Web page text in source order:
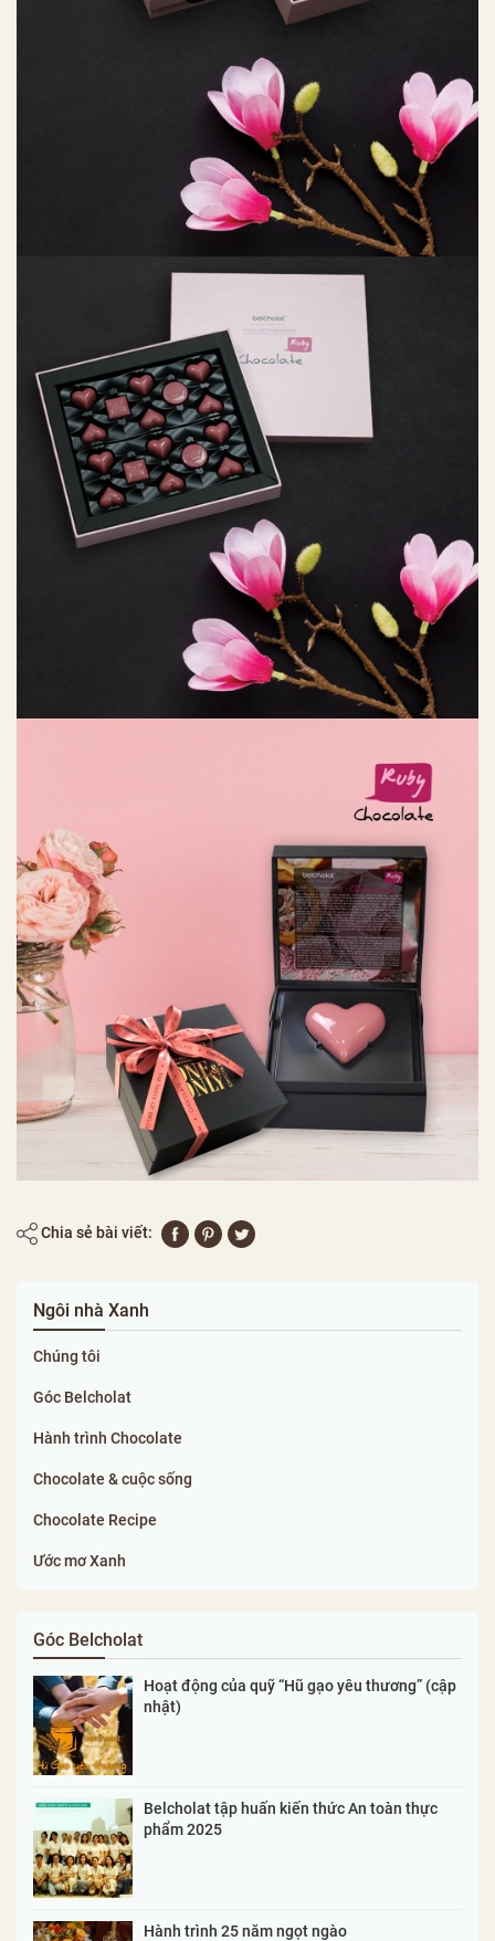
Chia sẻ bài viết:
Ngôi nhà Xanh
Chúng tôi
Góc Belcholat
Hành trình Chocolate
Chocolate & cuộc sống
Chocolate Recipe
Ước mơ Xanh
Góc Belcholat
Hoạt động của quỹ “Hũ gạo yêu thương” (cập
nhật)
Belcholat tập huấn kiến thức An toàn thực
phẩm 2025
Hành trình 25 năm ngọt ngào